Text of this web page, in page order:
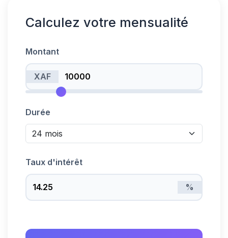
Calculez votre mensualité
Montant
XAF
Durée
Taux d'intérêt
%